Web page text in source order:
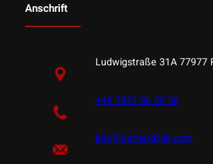
Anschrift
Ludwigstraße 31A 77977
+49 7822 86 50 56
info@gerhardlink.com